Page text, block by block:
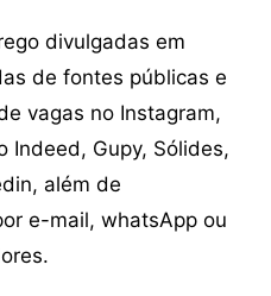
divulgadas em
de fontes públicas e
vagas no Instagram,
Indeed, Gupy, Sólides,
além de
e-mail, whatsApp ou